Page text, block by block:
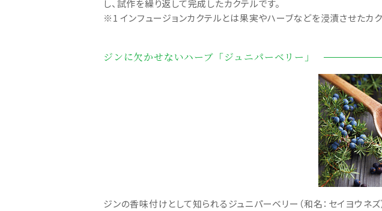
し、試作を繰り返して完成したカクテルです。
※1 インフュージョンカクテルとは果実やハーブなどを浸漬させたカク
ジンに欠かせないハーブ「ジュニパーベリー」
ジンの香味付けとして知られるジュニパーベリー（和名：セイヨウネ